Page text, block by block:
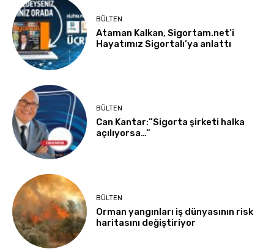
BÜLTEN
Ataman Kalkan, Sigortam.net’i
Hayatımız Sigortalı’ya anlattı
BÜLTEN
Can Kantar:”Sigorta şirketi halka
açılıyorsa…”
BÜLTEN
Orman yangınları iş dünyasının risk
haritasını değiştiriyor